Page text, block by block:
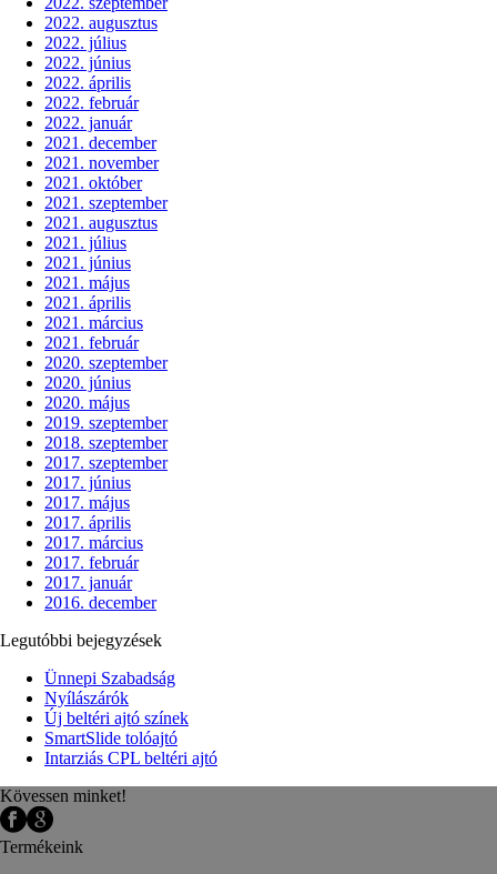
2022. augusztus
2022. július
2022. június
2022. április
2022. február
2022. január
2021. december
2021. november
2021. október
2021. szeptember
2021. augusztus
2021. július
2021. június
2021. május
2021. április
2021. március
2021. február
2020. szeptember
2020. június
2020. május
2019. szeptember
2018. szeptember
2017. szeptember
2017. június
2017. május
2017. április
2017. március
2017. február
2017. január
2016. december
Legutóbbi bejegyzések
Ünnepi Szabadság
Nyílászárók
Új beltéri ajtó színek
SmartSlide tolóajtó
Intarziás CPL beltéri ajtó
Kövessen minket!
Termékeink